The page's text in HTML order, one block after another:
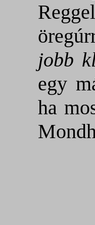
jobb
egy
ha